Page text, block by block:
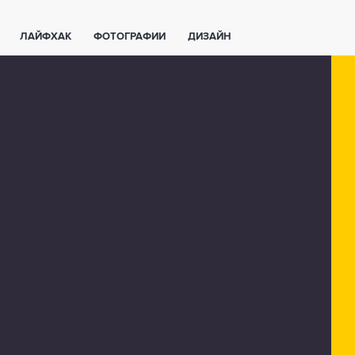
ЛАЙФХАК ФОТОГРАФИИ ДИЗАЙН